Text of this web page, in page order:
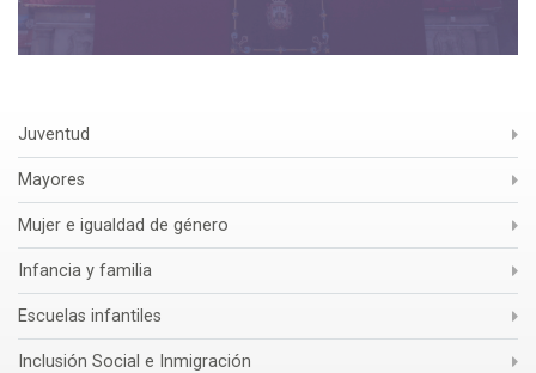
Juventud
Mayores
Mujer e igualdad de género
Infancia y familia
Escuelas infantiles
Inclusión Social e Inmigración